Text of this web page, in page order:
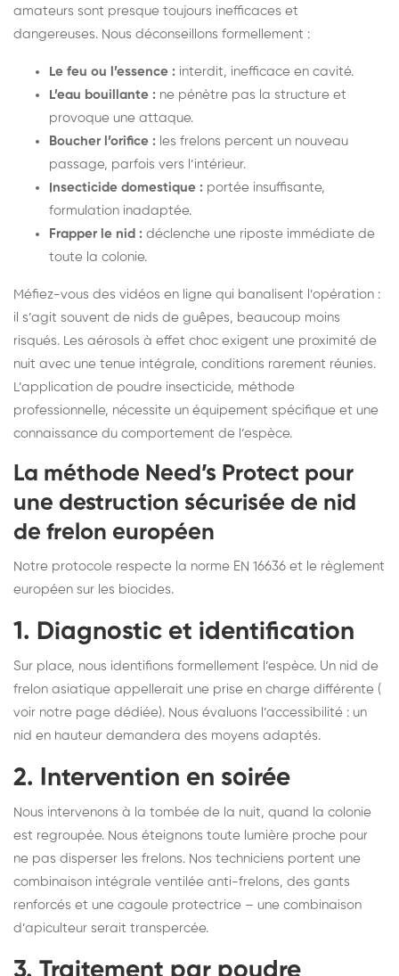
amateurs sont presque toujours inefficaces et
dangereuses. Nous déconseillons formellement :
Le feu ou l’essence : interdit, inefficace en cavité.
L’eau bouillante : ne pénètre pas la structure et
provoque une attaque.
Boucher l’orifice : les frelons percent un nouveau
passage, parfois vers l’intérieur.
Insecticide domestique : portée insuffisante,
formulation inadaptée.
Frapper le nid : déclenche une riposte immédiate de
toute la colonie.
Méfiez-vous des vidéos en ligne qui banalisent l’opération :
il s’agit souvent de nids de guêpes, beaucoup moins
risqués. Les aérosols à effet choc exigent une proximité de
nuit avec une tenue intégrale, conditions rarement réunies.
L’application de poudre insecticide, méthode
professionnelle, nécessite un équipement spécifique et une
connaissance du comportement de l’espèce.
La méthode Need’s Protect pour
une destruction sécurisée de nid
de frelon européen
Notre protocole respecte la norme EN 16636 et le règlement
européen sur les biocides.
1. Diagnostic et identification
Sur place, nous identifions formellement l’espèce. Un nid de
frelon asiatique appellerait une prise en charge différente (
voir notre page dédiée). Nous évaluons l’accessibilité : un
nid en hauteur demandera des moyens adaptés.
2. Intervention en soirée
Nous intervenons à la tombée de la nuit, quand la colonie
est regroupée. Nous éteignons toute lumière proche pour
ne pas disperser les frelons. Nos techniciens portent une
combinaison intégrale ventilée anti-frelons, des gants
renforcés et une cagoule protectrice – une combinaison
d’apiculteur serait transpercée.
3. Traitement par poudre